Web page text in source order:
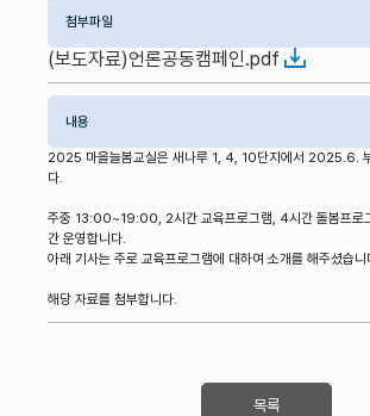
첨부파일
(보도자료)언론공동캠페인.pdf
내용
2025 마을늘봄교실은 새나루 1, 4, 10단지에서 2025.6.
다.
주중 13:00~19:00, 2시간 교육프로그램, 4시간 돌봄프로
간 운영합니다.
아래 기사는 주로 교육프로그램에 대하여 소개를 해주셨습니
해당 자료를 첨부합니다.
목록